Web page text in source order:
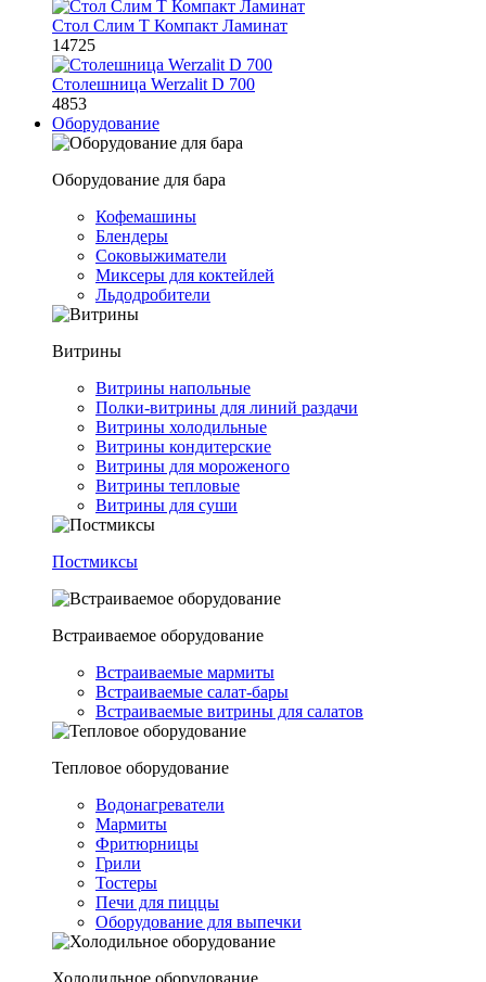
Стол Слим Т Компакт Ламинат
14725
Столешница Werzalit D 700
4853
Оборудование
Оборудование для бара
Кофемашины
Блендеры
Соковыжиматели
Миксеры для коктейлей
Льдодробители
Витрины
Витрины напольные
Полки-витрины для линий раздачи
Витрины холодильные
Витрины кондитерские
Витрины для мороженого
Витрины тепловые
Витрины для суши
Постмиксы
Встраиваемое оборудование
Встраиваемые мармиты
Встраиваемые салат-бары
Встраиваемые витрины для салатов
Тепловое оборудование
Водонагреватели
Мармиты
Фритюрницы
Грили
Тостеры
Печи для пиццы
Оборудование для выпечки
Холодильное оборудование